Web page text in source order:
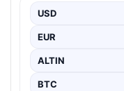
USD
EUR
ALTIN
BTC